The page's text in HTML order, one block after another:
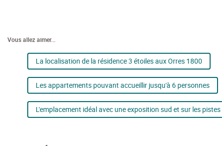
Vous allez aimer...
La localisation de la résidence 3 étoiles aux Orres 1800
Les appartements pouvant accueillir jusqu'à 6 personnes
L'emplacement idéal avec une exposition sud et sur les pistes